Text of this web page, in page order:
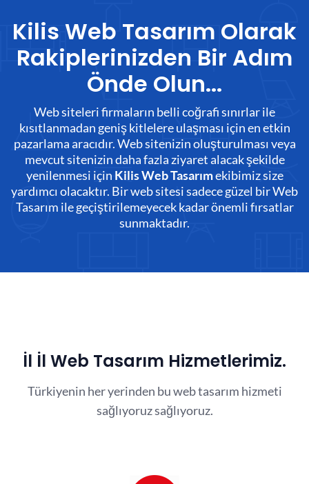
Kilis Web Tasarım Olarak
Rakiplerinizden Bir Adım
Önde Olun...
Web siteleri firmaların belli coğrafi sınırlar ile
kısıtlanmadan geniş kitlelere ulaşması için en etkin
pazarlama aracıdır. Web sitenizin oluşturulması veya
mevcut sitenizin daha fazla ziyaret alacak şekilde
yenilenmesi için Kilis Web Tasarımekibimiz size
yardımcı olacaktır. Bir web sitesi sadece güzel bir Web
Tasarım ile geçiştirilemeyecek kadar önemli fırsatlar
sunmaktadır.
İl İl Web Tasarım Hizmetlerimiz.
Türkiyenin her yerinden bu web tasarım hizmeti
sağlıyoruz sağlıyoruz.